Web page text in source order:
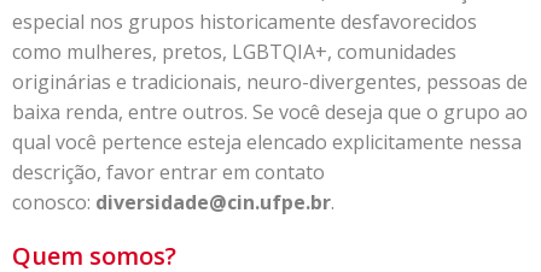
especial nos grupos historicamente desfavorecidos
como mulheres, pretos, LGBTQIA+, comunidades
originárias e tradicionais, neuro-divergentes, pessoas de
baixa renda, entre outros. Se você deseja que o grupo ao
qual você pertence esteja elencado explicitamente nessa
descrição, favor entrar em contato
conosco: diversidade@cin.ufpe.br.
Quem somos?